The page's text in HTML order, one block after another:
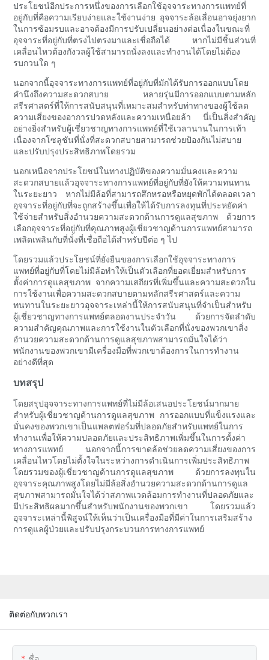
ประโยชน์อีกประการหนึ่งของการเลือกใช้อุจจาระทางการแพทย์ที่
อยู่กับที่คือความเรียบง่ายและใช้งานง่าย อุจจาระล้อเลื่อนอาจยุ่งยาก
ในการซ้อมรบและอาจต้องมีการปรับเปลี่ยนอย่างต่อเนื่องในขณะที่
อุจจาระที่อยู่กับที่ตรงไปตรงมาและเชื่อถือได้ หากไม่มีชิ้นส่วนที่
เคลื่อนไหวต้องกังวลผู้ใช้สามารถนั่งลงและทำงานได้โดยไม่ต้อง
รบกวนใด ๆ
นอกจากนี้อุจจาระทางการแพทย์ที่อยู่กับที่มักได้รับการออกแบบโดย
คำนึงถึงความสะดวกสบาย หลายรุ่นมีการออกแบบตามหลัก
สรีรศาสตร์ที่ให้การสนับสนุนที่เหมาะสมสำหรับท่าทางของผู้ใช้ลด
ความเสี่ยงของอาการปวดหลังและความเหนื่อยล้า นี่เป็นสิ่งสำคัญ
อย่างยิ่งสำหรับผู้เชี่ยวชาญทางการแพทย์ที่ใช้เวลานานในการเท้า
เนื่องจากโซลูชันที่นั่งที่สะดวกสบายสามารถช่วยป้องกันไม่สบาย
และปรับปรุงประสิทธิภาพโดยรวม
นอกเหนือจากประโยชน์ในทางปฏิบัติของความมั่นคงและความ
สะดวกสบายแล้วอุจจาระทางการแพทย์ที่อยู่กับที่ยังให้ความทนทาน
ในระยะยาว หากไม่มีล้อที่สามารถสึกหรอหรือหยุดพักได้ตลอดเวลา
อุจจาระที่อยู่กับที่จะถูกสร้างขึ้นเพื่อให้ได้รับการลงทุนที่ประหยัดค่า
ใช้จ่ายสำหรับสิ่งอำนวยความสะดวกด้านการดูแลสุขภาพ ด้วยการ
เลือกอุจจาระที่อยู่กับที่คุณภาพสูงผู้เชี่ยวชาญด้านการแพทย์สามารถ
เพลิดเพลินกับที่นั่งที่เชื่อถือได้สำหรับปีต่อ ๆ ไป
โดยรวมแล้วประโยชน์ที่ยั่งยืนของการเลือกใช้อุจจาระทางการ
แพทย์ที่อยู่กับที่โดยไม่มีล้อทำให้เป็นตัวเลือกที่ยอดเยี่ยมสำหรับการ
ตั้งค่าการดูแลสุขภาพ จากความเสถียรที่เพิ่มขึ้นและความสะดวกใน
การใช้งานเพื่อความสะดวกสบายตามหลักสรีรศาสตร์และความ
ทนทานในระยะยาวอุจจาระเหล่านี้ให้การสนับสนุนที่จำเป็นสำหรับ
ผู้เชี่ยวชาญทางการแพทย์ตลอดงานประจำวัน ด้วยการจัดลำดับ
ความสำคัญคุณภาพและการใช้งานในตัวเลือกที่นั่งของพวกเขาสิ่ง
อำนวยความสะดวกด้านการดูแลสุขภาพสามารถมั่นใจได้ว่า
พนักงานของพวกเขามีเครื่องมือที่พวกเขาต้องการในการทำงาน
อย่างดีที่สุด
บทสรุป
โดยสรุปอุจจาระทางการแพทย์ที่ไม่มีล้อเสนอประโยชน์มากมาย
สำหรับผู้เชี่ยวชาญด้านการดูแลสุขภาพ การออกแบบที่แข็งแรงและ
มั่นคงของพวกเขาเป็นแพลตฟอร์มที่ปลอดภัยสำหรับแพทย์ในการ
ทำงานเพื่อให้ความปลอดภัยและประสิทธิภาพเพิ่มขึ้นในการตั้งค่า
ทางการแพทย์ นอกจากนี้การขาดล้อช่วยลดความเสี่ยงของการ
เคลื่อนไหวโดยไม่ตั้งใจในระหว่างการดำเนินการเพิ่มประสิทธิภาพ
โดยรวมของผู้เชี่ยวชาญด้านการดูแลสุขภาพ ด้วยการลงทุนใน
อุจจาระคุณภาพสูงโดยไม่มีล้อสิ่งอำนวยความสะดวกด้านการดูแล
สุขภาพสามารถมั่นใจได้ว่าสภาพแวดล้อมการทำงานที่ปลอดภัยและ
มีประสิทธิผลมากขึ้นสำหรับพนักงานของพวกเขา โดยรวมแล้ว
อุจจาระเหล่านี้พิสูจน์ให้เห็นว่าเป็นเครื่องมือที่มีค่าในการเสริมสร้าง
การดูแลผู้ป่วยและปรับปรุงกระบวนการทางการแพทย์
ติดต่อกับพวกเรา